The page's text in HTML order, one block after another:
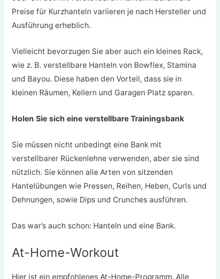
Preise für Kurzhanteln variieren je nach Hersteller und
Ausführung erheblich.
Vielleicht bevorzugen Sie aber auch ein kleines Rack,
wie z. B. verstellbare Hanteln von Bowflex, Stamina
und Bayou. Diese haben den Vorteil, dass sie in
kleinen Räumen, Kellern und Garagen Platz sparen.
Holen Sie sich eine verstellbare Trainingsbank
Sie müssen nicht unbedingt eine Bank mit
verstellbarer Rückenlehne verwenden, aber sie sind
nützlich. Sie können alle Arten von sitzenden
Hantelübungen wie Pressen, Reihen, Heben, Curls und
Dehnungen, sowie Dips und Crunches ausführen.
Das war’s auch schon: Hanteln und eine Bank.
At-Home-Workout
Hier ist ein empfohlenes At-Home-Programm. Alle